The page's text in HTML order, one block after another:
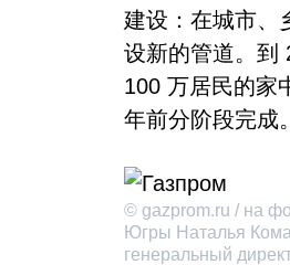
建设：在城市、
设新的管道。到
100 万居民的家
年前分阶段完成。
© gazprom.ru / на
Югры Наталья
генеральный